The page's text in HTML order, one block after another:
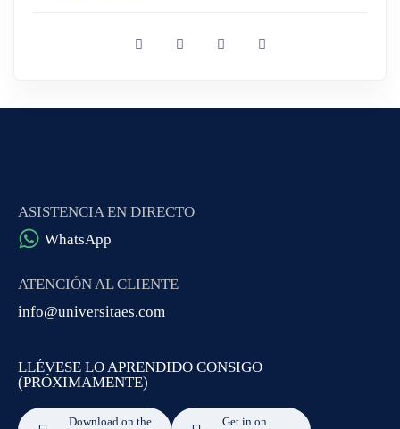
ASISTENCIA EN DIRECTO
WhatsApp
ATENCIÓN AL CLIENTE
info@universitaes.com
LLÉVESE LO APRENDIDO CONSIGO
(PRÓXIMAMENTE)
Download on the Get in on